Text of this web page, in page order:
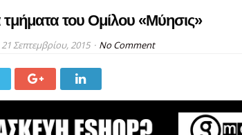
τμήματα του Ομίλου «Μύησις»
21 Σεπτεμβρίου, 2015 No Comment